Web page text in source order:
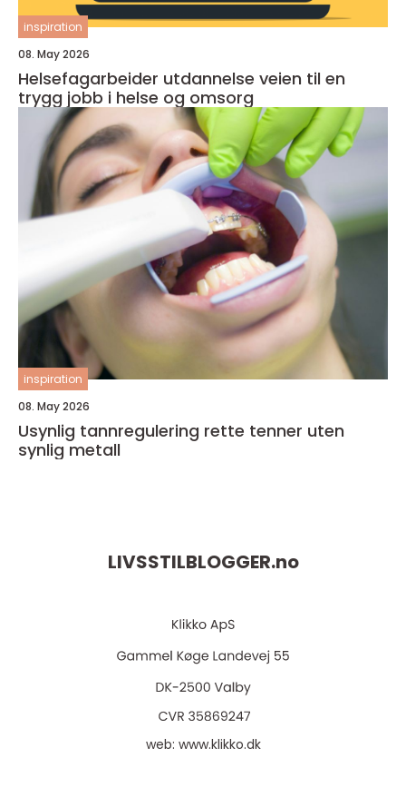
inspiration
08. May 2026
Helsefagarbeider utdannelse veien til en
trygg jobb i helse og omsorg
inspiration
08. May 2026
Usynlig tannregulering rette tenner uten
synlig metall
LIVSSTILBLOGGER.no
web: www.klikko.dk